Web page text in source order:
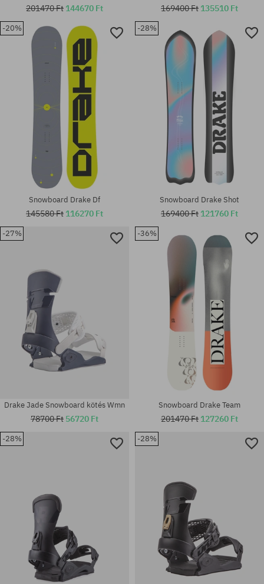
Elérhető méretek:
Elérhető méretek:
201470 Ft 144670 Ft
Elérhető méretek:
169400 Ft 135510 Ft
-20%
Snowboard Drake Df
145580 Ft 116270 Ft
-28%
Snowboard Drake Shot
169400 Ft 121760 Ft
-27%
Drake Jade Snowboard kötés Wmn
78700 Ft 56720 Ft
-36%
Snowboard Drake Team
201470 Ft 127260 Ft
-28% -28%